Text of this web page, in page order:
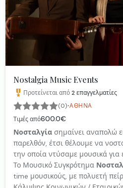
Nostalgia Music Events
Προτείνεται από2επαγγελματίες
(0)·ΑΘΉΝΑ
Τιμές από600.0€
Νοσταλγία σημαίνει αναπολώ
παρελθόν, έτσι θέλουμε να
την οποία ντύσαμε μουσικά για
Το Μουσικό Συγκρότημα
time μουσικούς, με πολυετή